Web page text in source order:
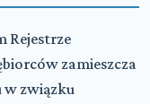
Rejestrze
zamieszcza
w związku